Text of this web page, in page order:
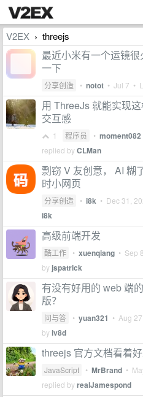
V2EX › threejs
最近小米有一个运镜
一下
分享创造 • notot • Jul 7 •
用 ThreeJs 就能实现
交互感
1 程序员 • moment082
replied byCLMan
剽窃 V 友创意， AI 糊
时小网页
分享创造 • i8k • Dec 31,
i8k
高级前端开发
酷工作 • xuenqiang • Sep
by jspatrick
有没有好用的 web 端
版？
问与答 • yuan321 • Aug
byiv8d
threejs 官方文档看着好
JavaScript • MrBrand •
replied byrealJamespond